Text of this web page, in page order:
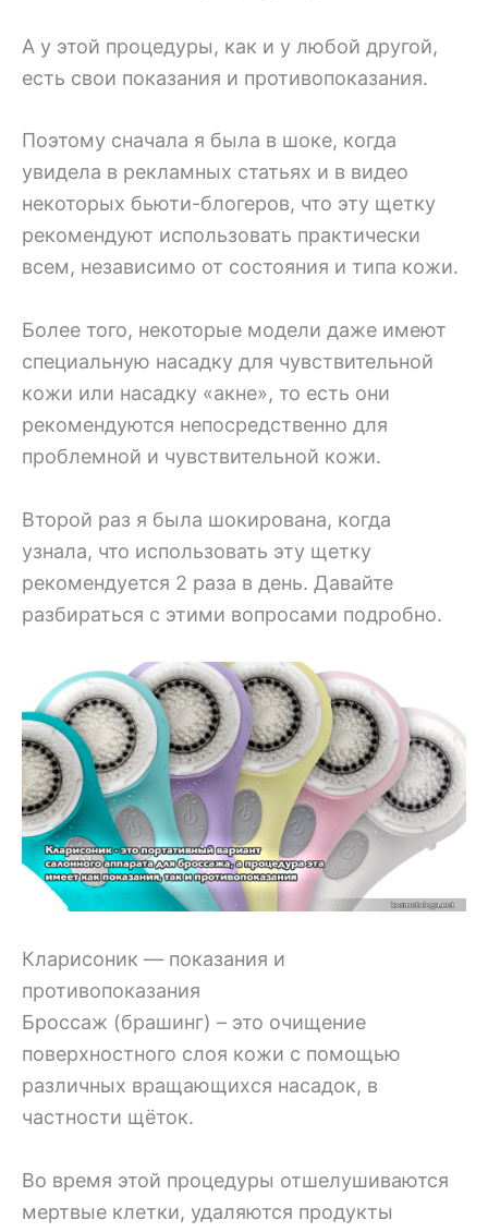
А у этой процедуры, как и у любой другой,
есть свои показания и противопоказания.
Поэтому сначала я была в шоке, когда
увидела в рекламных статьях и в видео
некоторых бьюти-блогеров, что эту щетку
рекомендуют использовать практически
всем, независимо от состояния и типа кожи.
Более того, некоторые модели даже имеют
специальную насадку для чувствительной
кожи или насадку «акне», то есть они
рекомендуются непосредственно для
проблемной и чувствительной кожи.
Второй раз я была шокирована, когда
узнала, что использовать эту щетку
рекомендуется 2 раза в день. Давайте
разбираться с этими вопросами подробно.
Кларисоник — показания и
противопоказания
Броссаж (брашинг) – это очищение
поверхностного слоя кожи с помощью
различных вращающихся насадок, в
частности щёток.
Во время этой процедуры отшелушиваются
мертвые клетки, удаляются продукты